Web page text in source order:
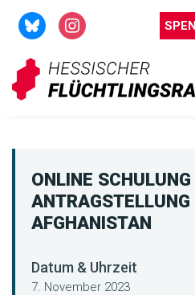
Zum
Inhalt
springen
ONLINE SCHULUNG
AFGHANISTAN
Datum & Uhrzeit
7. November 2023